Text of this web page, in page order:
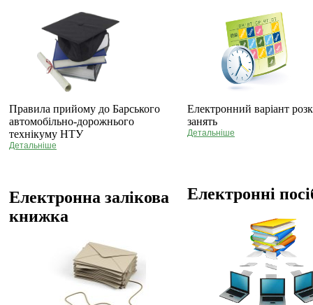
Правила прийому до Барського
автомобільно-дорожнього
технікуму НТУ
Детальніше
Електронна залікова
книжка
Електронний варіант
занять
Детальніше
Електронні